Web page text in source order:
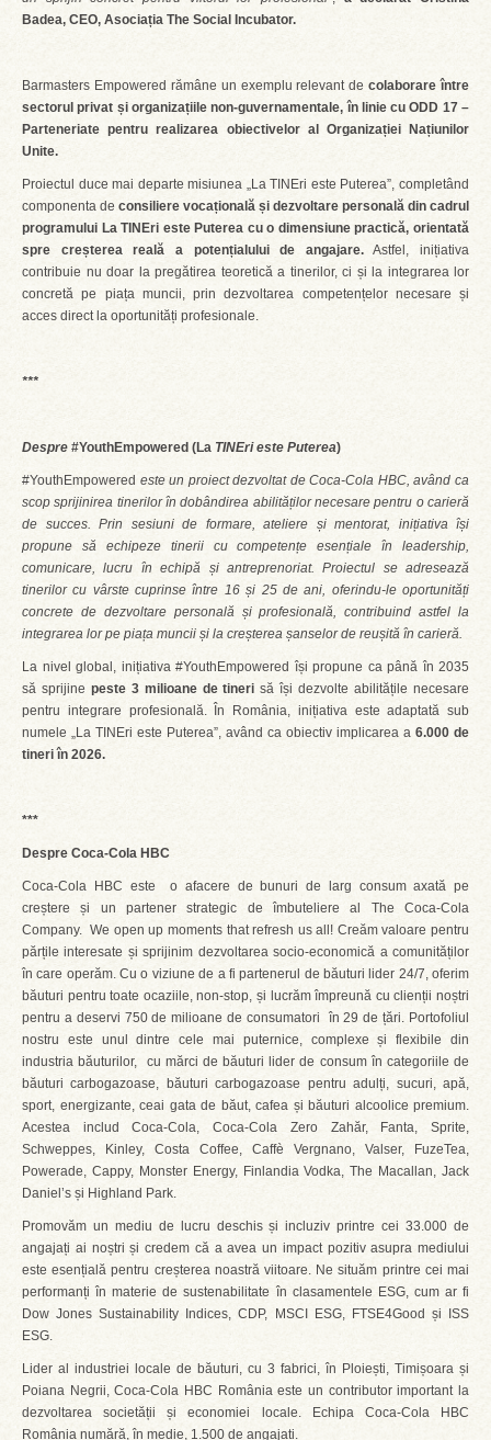
Badea, CEO, Asociația The Social Incubator.
Barmasters Empowered rămâne un exemplu relevant decolaborare între
sectorul privat și organizațiile non-guvernamentale, în linie cu ODD 17 –
Parteneriate pentru realizarea obiectivelor al Organizației Națiunilor
Unite.
Proiectul duce mai departe misiunea „La TINEri este Puterea”, completând
componenta de consiliere vocațională și dezvoltare personală din cadrul
programului La TINEri este Puterea cu o dimensiune practică, orientată
spre creșterea reală a potențialului de angajare.Astfel, inițiativa
contribuie nu doar la pregătirea teoretică a tinerilor, ci și la integrarea lor
concretă pe piața muncii, prin dezvoltarea competențelor necesare și
acces direct la oportunități profesionale.
***
Despre #YouthEmpowered (La TINEri este Puterea)
#YouthEmpowered este un proiect dezvoltat de Coca-Cola HBC, având ca
scop sprijinirea tinerilor în dobândirea abilităților necesare pentru o carieră
de succes. Prin sesiuni de formare, ateliere și mentorat, inițiativa își
propune să echipeze tinerii cu competențe esențiale în leadership,
comunicare, lucru în echipă și antreprenoriat. Proiectul se adresează
tinerilor cu vârste cuprinse între 16 și 25 de ani, oferindu-le oportunități
concrete de dezvoltare personală și profesională, contribuind astfel la
integrarea lor pe piața muncii și la creșterea șanselor de reușită în carieră.
La nivel global, inițiativa #YouthEmpowered își propune ca până în 2035
să sprijine peste 3 milioane de tineri să își dezvolte abilitățile necesare
pentru integrare profesională. În România, inițiativa este adaptată sub
numele „La TINEri este Puterea”, având ca obiectiv implicarea a 6.000 de
tineri în 2026.
***
Despre Coca-Cola HBC
Coca-Cola HBC este o afacere de bunuri de larg consum axată pe
creștere și un partener strategic de îmbuteliere al The Coca-Cola
Company. We open up moments that refresh us all! Creăm valoare pentru
părțile interesate și sprijinim dezvoltarea socio-economică a comunităților
în care operăm. Cu o viziune de a fi partenerul de băuturi lider 24/7, oferim
băuturi pentru toate ocaziile, non-stop, și lucrăm împreună cu clienții noștri
pentru a deservi 750 de milioane de consumatori în 29 de țări. Portofoliul
nostru este unul dintre cele mai puternice, complexe și flexibile din
industria băuturilor, cu mărci de băuturi lider de consum în categoriile de
băuturi carbogazoase, băuturi carbogazoase pentru adulți, sucuri, apă,
sport, energizante, ceai gata de băut, cafea și băuturi alcoolice premium.
Acestea includ Coca-Cola, Coca-Cola Zero Zahăr, Fanta, Sprite,
Schweppes, Kinley, Costa Coffee, Caffè Vergnano, Valser, FuzeTea,
Powerade, Cappy, Monster Energy, Finlandia Vodka, The Macallan, Jack
Daniel’s și Highland Park.
Promovăm un mediu de lucru deschis și incluziv printre cei 33.000 de
angajați ai noștri și credem că a avea un impact pozitiv asupra mediului
este esențială pentru creșterea noastră viitoare. Ne situăm printre cei mai
performanți în materie de sustenabilitate în clasamentele ESG, cum ar fi
Dow Jones Sustainability Indices, CDP, MSCI ESG, FTSE4Good și ISS
ESG.
Lider al industriei locale de băuturi, cu 3 fabrici, în Ploiești, Timișoara și
Poiana Negrii, Coca-Cola HBC România este un contributor important la
dezvoltarea societății și economiei locale. Echipa Coca-Cola HBC
România numără, în medie, 1.500 de angajați.